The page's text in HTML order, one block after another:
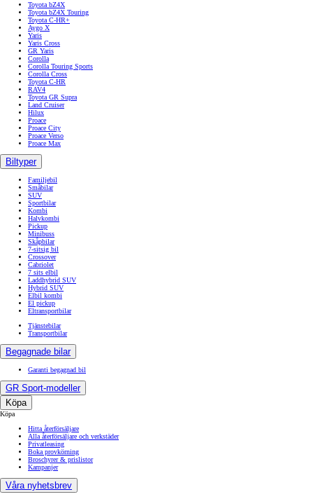
Toyota bZ4X
Toyota bZ4X Touring
Toyota C-HR+
Aygo X
Yaris
Yaris Cross
GR Yaris
Corolla
Corolla Touring Sports
Corolla Cross
Toyota C-HR
RAV4
Toyota GR Supra
Land Cruiser
Hilux
Proace
Proace City
Proace Verso
Proace Max
Biltyper
Familjebil
Småbilar
SUV
Sportbilar
Kombi
Halvkombi
Pickup
Minibuss
Skåpbilar
7-sitsig bil
Crossover
Cabriolet
7 sits elbil
Laddhybrid SUV
Hybrid SUV
Elbil kombi
El pickup
Eltransportbilar
Tjänstebilar
Transportbilar
Begagnade bilar
Garanti begagnad bil
GR Sport-modeller
Köpa
Köpa
Hitta återförsäljare
Alla återförsäljare och verkstäder
Privatleasing
Boka provkörning
Broschyrer & prislistor
Kampanjer
Våra nyhetsbrev